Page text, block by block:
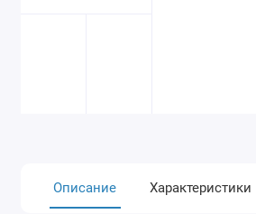
Описание Характеристики